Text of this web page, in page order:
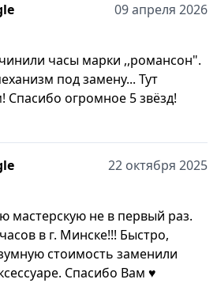
09 апреля 2026
часы марки ,,романсон".
под замену... Тут
огромное 5 звёзд!
22 октября 2025
мастерскую не в первый раз.
в г. Минске!!! Быстро,
стоимость заменили
Спасибо Вам ♥️